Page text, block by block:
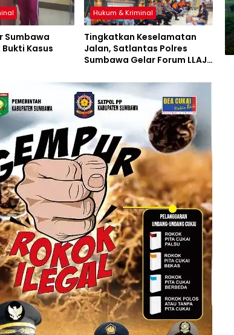
Sumbawa
Kasus
Hukum & Kriminal
Tingkatkan Keselamatan
Jalan, Satlantas Polres
Sumbawa Gelar Forum LLAJ,
Bagikan Bansos